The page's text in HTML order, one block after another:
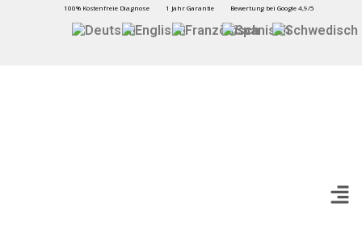
100% Kostenfreie Diagnose 1 Jahr Garantie Bewertung bei Google 4,9/5